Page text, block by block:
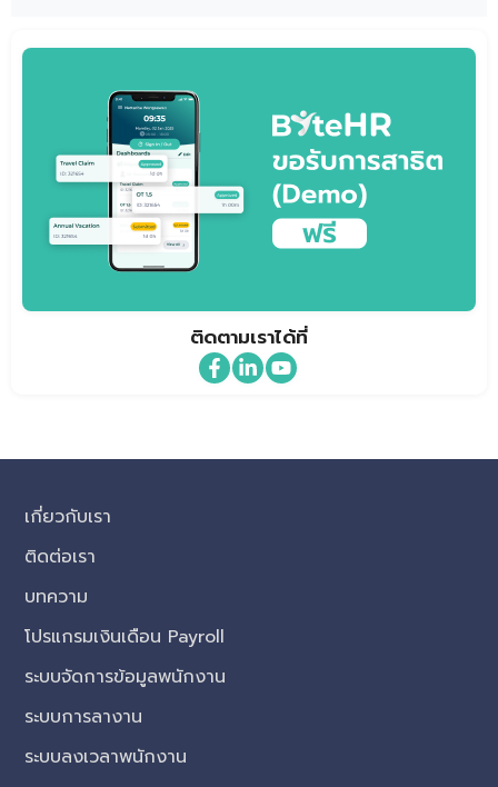
ติดตามเราได้ที่
เกี่ยวกับเรา
ติดต่อเรา
บทความ
โปรแกรมเงินเดือน Payroll
ระบบจัดการข้อมูลพนักงาน
ระบบการลางาน
ระบบลงเวลาพนักงาน